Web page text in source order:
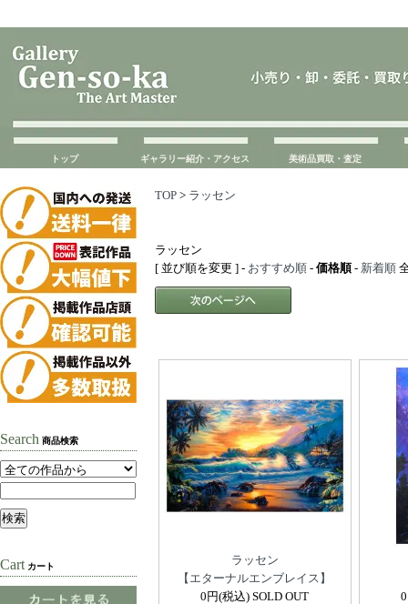
トップ ギャラリー紹介・アクセス 美術品買取・査定
TOP > ラッセン
ラッセン
[ 並び順を変更 ] - おすすめ順 - 価格順- 新着順
ラッセン
【エターナルエンブレイス】
0円(税込) SOLD OUT
Search 商品検索
Cart カート